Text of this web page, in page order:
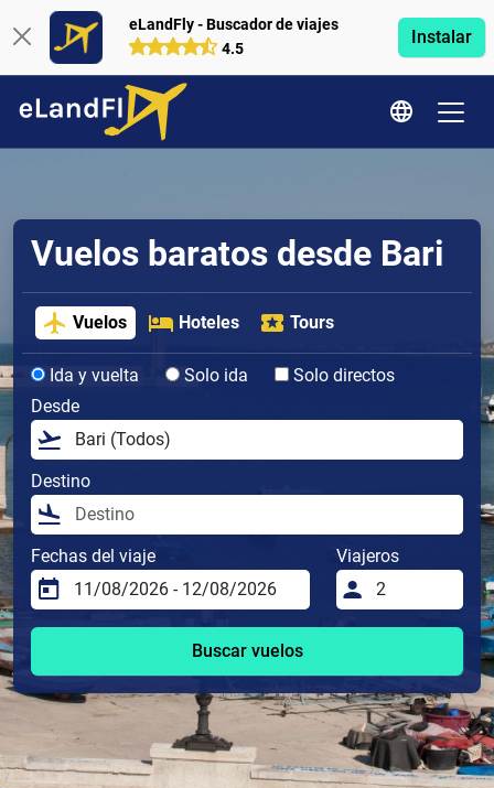
eLandFly - Buscador de viajes
4.5
Instalar
Vuelos baratos desde Bari
Vuelos Hoteles Tours
Ida y vuelta Solo ida
Solo directos
Desde
Destino
Fechas del viaje Viajeros
Buscar vuelos